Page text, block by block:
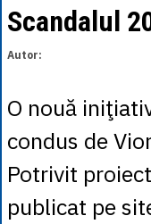
Scandalul
Autor:
O nouă
condus de
Potrivit
publicat pe